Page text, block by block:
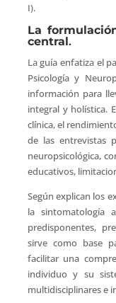
I).
La
central.
La guía enfatiza el
Psicología y
información para
integral y holística.
clínica, el
de las entrevistas
neuropsicológica,
educativos,
Según explican los
la sintomatología
predisponentes,
sirve como base
facilitar una
individuo y su
multidisciplinares e